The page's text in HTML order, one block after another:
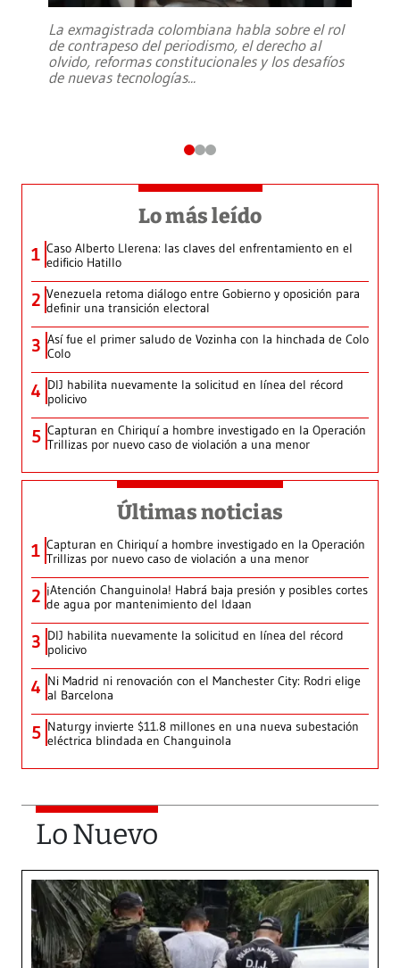
La exmagistrada colombiana habla sobre el rol
de contrapeso del periodismo, el derecho al
olvido, reformas constitucionales y los desafíos
de nuevas tecnologías...
Lo más leído
1 Caso Alberto Llerena: las claves del enfrentamiento en el
edificio Hatillo
2 Venezuela retoma diálogo entre Gobierno y oposición para
definir una transición electoral
3 Así fue el primer saludo de Vozinha con la hinchada de Colo
Colo
4 DIJ habilita nuevamente la solicitud en línea del récord
policivo
5 Capturan en Chiriquí a hombre investigado en la Operación
Trillizas por nuevo caso de violación a una menor
Últimas noticias
1 Capturan en Chiriquí a hombre investigado en la Operación
Trillizas por nuevo caso de violación a una menor
2 ¡Atención Changuinola! Habrá baja presión y posibles cortes
de agua por mantenimiento del Idaan
3 DIJ habilita nuevamente la solicitud en línea del récord
policivo
4 Ni Madrid ni renovación con el Manchester City: Rodri elige
al Barcelona
5 Naturgy invierte $11.8 millones en una nueva subestación
eléctrica blindada en Changuinola
Lo Nuevo